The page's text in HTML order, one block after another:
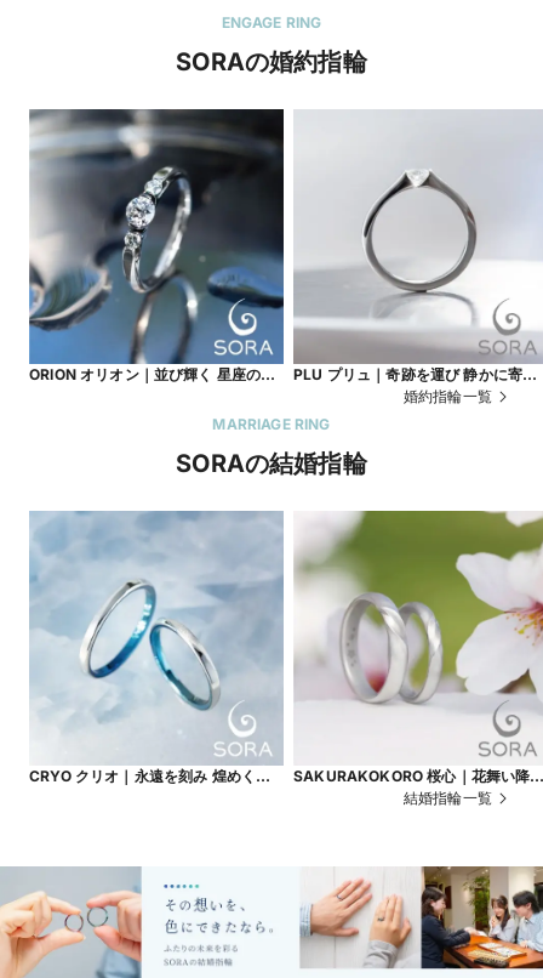
ENGAGE RING
SORAの婚約指輪
ORION オリオン｜並び輝く 星座のよ
PLU プリュ｜奇跡を運び 静かに寄り
婚約指輪一覧
MARRIAGE RING
SORAの結婚指輪
CRYO クリオ｜永遠を刻み 煌めく結
SAKURAKOKORO 桜心｜花舞い降
結婚指輪一覧